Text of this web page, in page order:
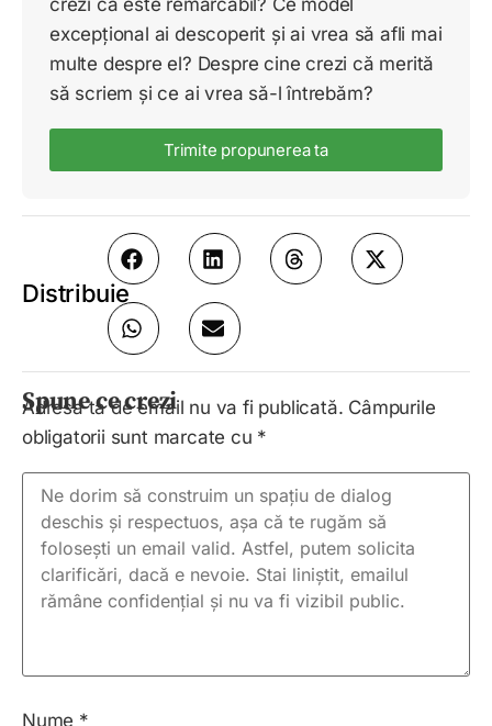
crezi că este remarcabil? Ce model
excepțional ai descoperit și ai vrea să afli mai
multe despre el? Despre cine crezi că merită
să scriem și ce ai vrea să-l întrebăm?
Trimite propunerea ta
Distribuie
Spune ce crezi
Adresa ta de email nu va fi publicată. Câmpurile
obligatorii sunt marcate cu *
Nume *